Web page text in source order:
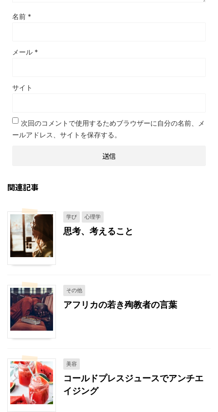
名前 *
メール *
サイト
次回のコメントで使用するためブラウザーに自分の名前、メ
ールアドレス、サイトを保存する。
関連記事
学び 心理学
思考、考えること
その他
アフリカの若き殉教者の言葉
美容
コールドプレスジュースでアンチエ
イジング